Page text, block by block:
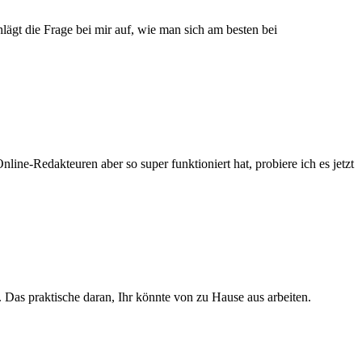
die Frage bei mir auf, wie man sich am besten bei
Redakteuren aber so super funktioniert hat, probiere ich es jetzt
praktische daran, Ihr könnte von zu Hause aus arbeiten.